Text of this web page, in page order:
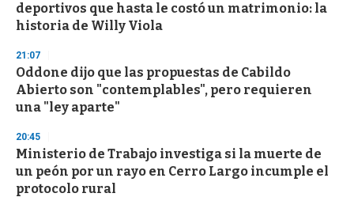
deportivos que hasta le costó un matrimonio: la
historia de Willy Viola
21:07
Oddone dijo que las propuestas de Cabildo
Abierto son "contemplables", pero requieren
una "ley aparte"
20:45
Ministerio de Trabajo investiga si la muerte de
un peón por un rayo en Cerro Largo incumple el
protocolo rural